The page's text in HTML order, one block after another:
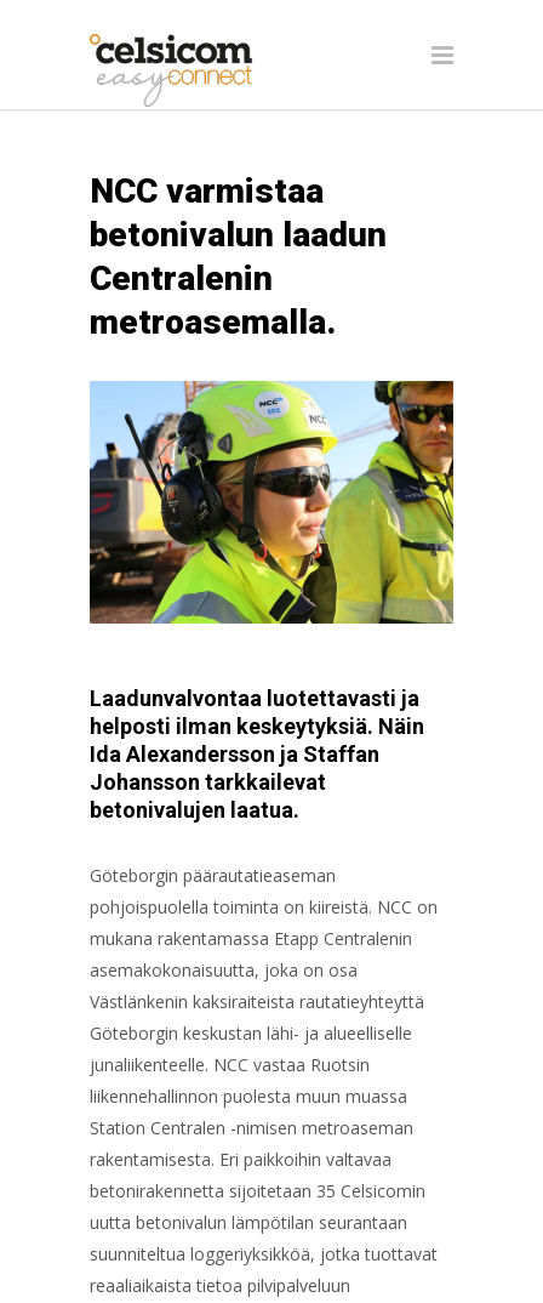
NCC varmistaa
betonivalun laadun
Centralenin
metroasemalla.
Laadunvalvontaa luotettavasti ja
helposti ilman keskeytyksiä. Näin
Ida Alexandersson ja Staffan
Johansson tarkkailevat
betonivalujen laatua.
Göteborgin päärautatieaseman
pohjoispuolella toiminta on kiireistä. NCC on
mukana rakentamassa Etapp Centralenin
asemakokonaisuutta, joka on osa
Västlänkenin kaksiraiteista rautatieyhteyttä
Göteborgin keskustan lähi- ja alueelliselle
junaliikenteelle. NCC vastaa Ruotsin
liikennehallinnon puolesta muun muassa
Station Centralen -nimisen metroaseman
rakentamisesta. Eri paikkoihin valtavaa
betonirakennetta sijoitetaan 35 Celsicomin
uutta betonivalun lämpötilan seurantaan
suunniteltua loggeriyksikköä, jotka tuottavat
reaaliaikaista tietoa pilvipalveluun